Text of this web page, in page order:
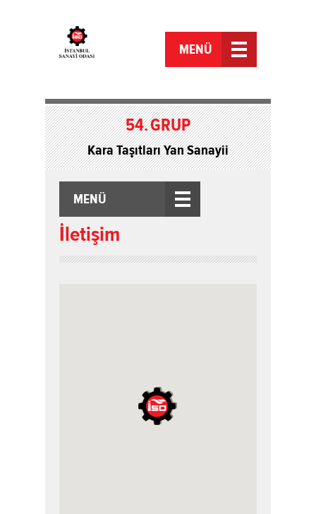
54.GRUP
Kara Taşıtları Yan Sanayii
MENÜ
MENÜ
İletişim